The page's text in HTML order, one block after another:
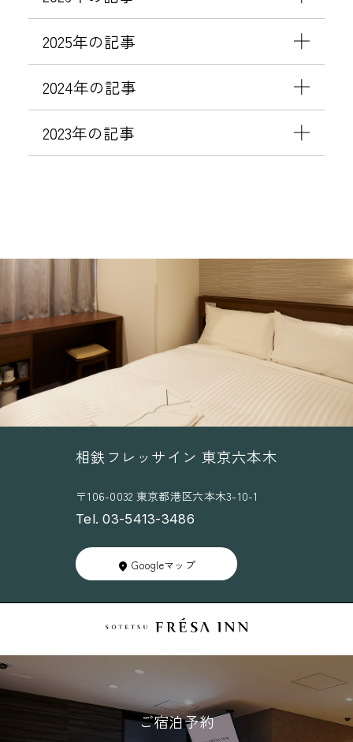
2025年の記事
2024年の記事
2023年の記事
相鉄フレッサイン 東京六本木
〒106-0032 東京都港区六本木3-10-1
Tel. 03-5413-3486
Googleマップ
ご宿泊予約